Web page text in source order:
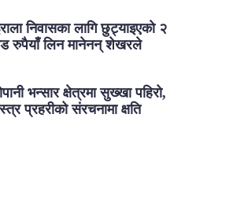
निवासका लागि छुट्याइएको २
रुपैयाँ लिन मानेनन् शेखरले
भन्सार क्षेत्रमा सुख्खा पहिरो,
प्रहरीको संरचनामा क्षति